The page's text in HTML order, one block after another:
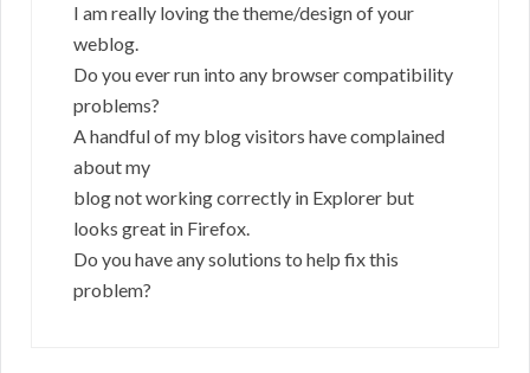
I am really loving the theme/design of your
weblog.
Do you ever run into any browser compatibility
problems?
A handful of my blog visitors have complained
about my
blog not working correctly in Explorer but
looks great in Firefox.
Do you have any solutions to help fix this
problem?